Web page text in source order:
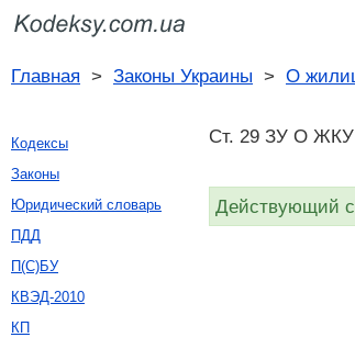
Главная > Законы Украины > О
Ст. 29 ЗУ О ЖКУ
Действующий с
Кодексы
Законы
Юридический словарь
ПДД
П(С)БУ
КВЭД-2010
КП